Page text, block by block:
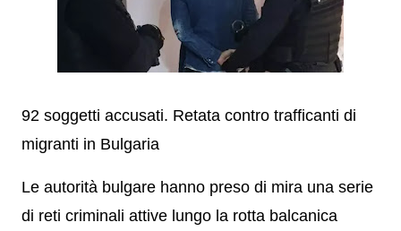
92 soggetti accusati. Retata contro trafficanti di
migranti in Bulgaria
Le autorità bulgare hanno preso di mira una serie
di reti criminali attive lungo la rotta balcanica